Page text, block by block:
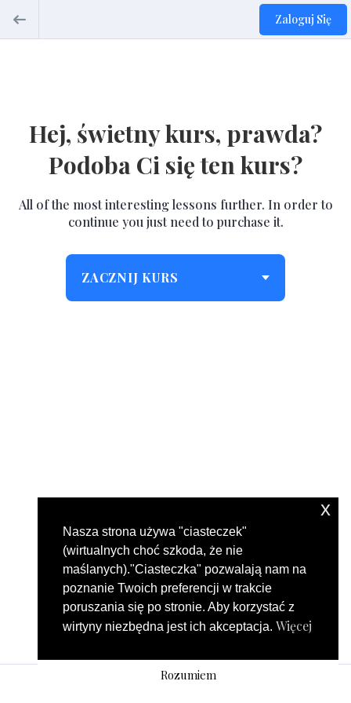
Zaloguj Się
Hej, świetny kurs, prawda?
Podoba Ci się ten kurs?
All of the most interesting lessons further. In order to
continue you just need to purchase it.
ZACZNIJ KURS
Nasza strona używa "ciasteczek"
(wirtualnych choć szkoda, że nie
maślanych)."Ciasteczka" pozwalają nam na
poznanie Twoich preferencji w trakcie
poruszania się po stronie. Aby korzystać z
wirtyny niezbędna jest ich akceptacja. Więcej
Rozumiem
x